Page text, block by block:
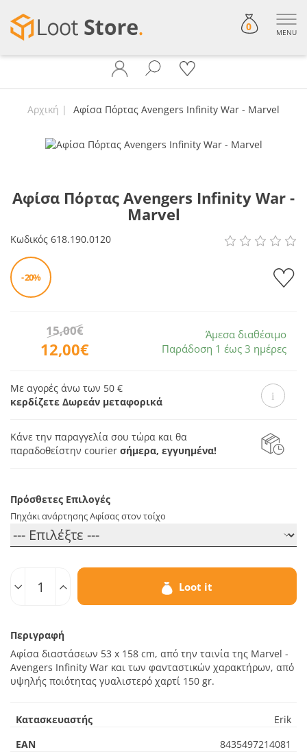
0 MENU
Αρχική Αφίσα Πόρτας Avengers Infinity War - Marvel
Αφίσα Πόρτας Avengers Infinity War -
Marvel
Κωδικός 618.190.0120
- 20%
12,00€
15,00€
Άμεσα διαθέσιμο
Παράδοση 1 έως 3 ημέρες
Με αγορές άνω των 50 €
κερδίζετε Δωρεάν μεταφορικά
Κάνε την παραγγελία σου τώρα και θα
παραδοθείστην courier σήμερα, εγγυημένα!
Πρόσθετες Επιλογές
Πηχάκι ανάρτησης Αφίσας στον τοίχο
Loot it
Περιγραφή
Αφίσα διαστάσεων 53 x 158 cm, από την ταινία της Marvel -
Avengers Infinity War και των φανταστικών χαρακτήρων, από
υψηλής ποιότητας γυαλιστερό χαρτί 150 gr.
Κατασκευαστής
Erik
EAN
8435497214081